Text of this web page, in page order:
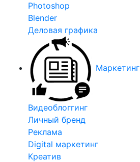
Photoshop
Blender
Деловая графика
Маркетинг
Видеоблоггинг
Личный бренд
Реклама
Digital маркетинг
Креатив